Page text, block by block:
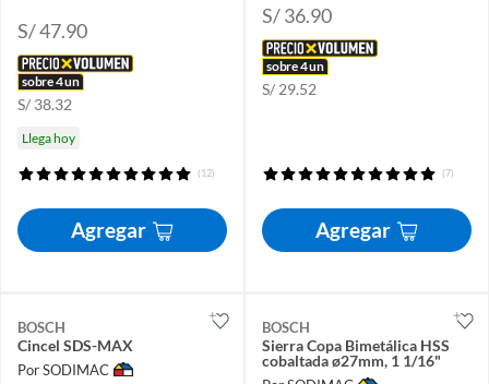
S/ 47.90
sobre 4 un
S/ 38.32
Llega hoy
(12)
Agregar
S/ 36.90
sobre 4 un
S/ 29.52
(7)
Agregar
BOSCH
Cincel SDS-MAX
Por SODIMAC
BOSCH
Sierra Copa Bimetálica HSS
cobaltada ø27mm, 1 1/16"